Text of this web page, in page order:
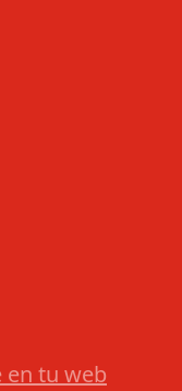
en tu web